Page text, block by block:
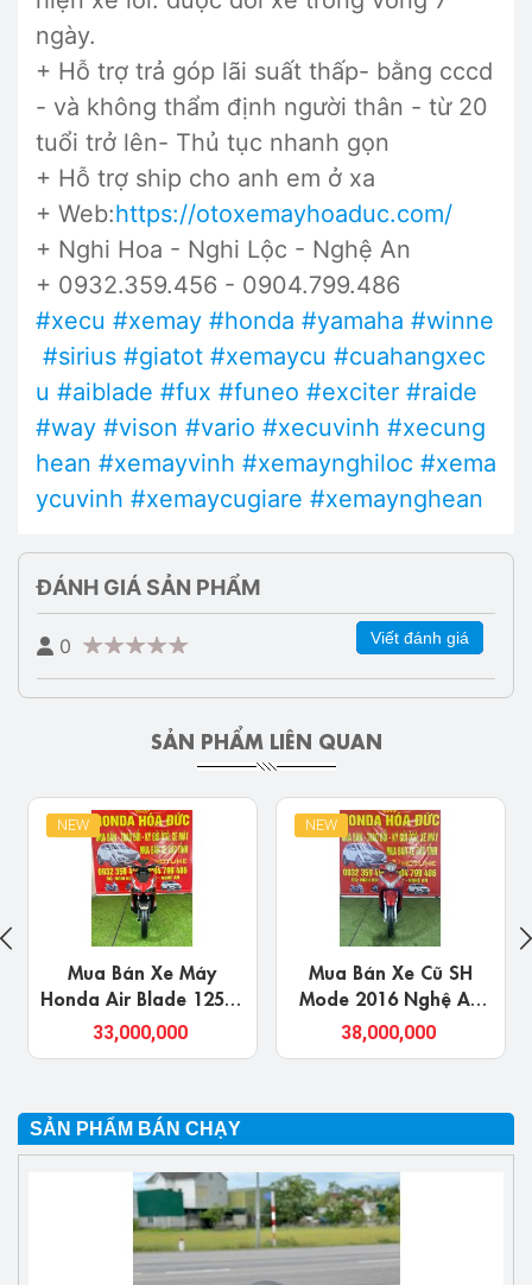
ngày.
+ Hỗ trợ trả góp lãi suất thấp- bằng cccd
- và không thẩm định người thân - từ 20
tuổi trở lên- Thủ tục nhanh gọn
+ Hỗ trợ ship cho anh em ở xa
+ Web:https://otoxemayhoaduc.com/
+ Nghi Hoa - Nghi Lộc - Nghệ An
+ 0932.359.456 - 0904.799.486
#xecu #xemay #honda #yamaha #winne
#sirius #giatot #xemaycu #cuahangxec
u #aiblade #fux #funeo #exciter #raide
#way #vison #vario #xecuvinh #xecung
hean #xemayvinh #xemaynghiloc #xema
ycuvinh #xemaycugiare #xemaynghean
ĐÁNH GIÁ SẢN PHẨM
0 Viết đánh giá
SẢN PHẨM LIÊN QUAN
NEW
Mua Bán Xe Máy
Honda Air Blade 125cc
Ở Nghệ An Chính Chủ
Uy Tín Giá Rẻ
33,000,000
NEW
Mua Bán Xe Cũ SH
Mode 2016 Nghệ An
Giá Rẻ, Chính Chủ
38,000,000
SẢN PHẨM BÁN CHẠY